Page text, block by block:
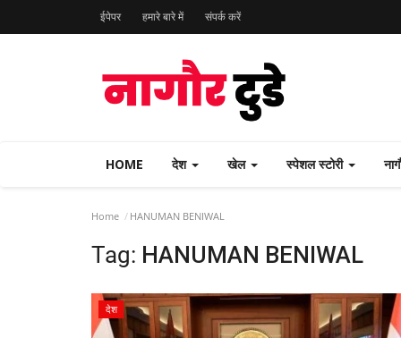
ईपेपर हमारे बारे में संपर्क करें
HOME देश खेल स्पेशल स्टोरी
Home HANUMAN BENIWAL
Tag: HANUMAN BENIWAL
देश